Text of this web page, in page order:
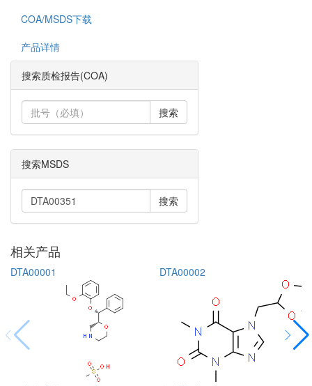
COA/MSDS下载
产品详情
搜索质检报告(COA)
搜索
搜索MSDS
搜索
相关产品
DTA00001 DTA00002